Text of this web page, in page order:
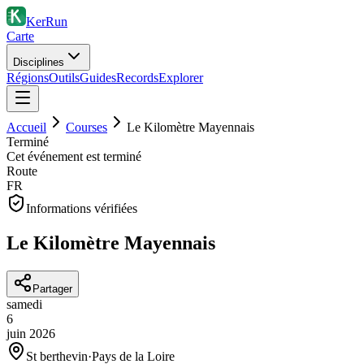
KerRun
Carte
Disciplines
RégionsOutilsGuidesRecordsExplorer
Accueil Courses
Le Kilomètre Mayennais
Terminé
Cet événement est terminé
Route
FR
Informations vérifiées
Le Kilomètre Mayennais
Partager
samedi
6
juin 2026
St berthevin·Pays de la Loire